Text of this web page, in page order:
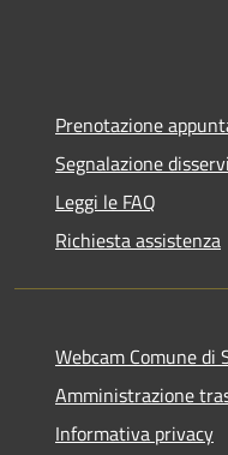
Prenotazione
Segnalazione
Leggi le FAQ
Richiesta assistenza
Webcam Comune di
Amministrazione
Informativa privacy